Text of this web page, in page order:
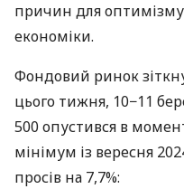
причин для
економіки.
Фондовий ринок
цього тижня, 10−11
500 опустився в
мінімум із вересня
просів на 7,7%: